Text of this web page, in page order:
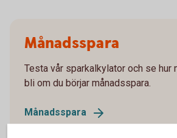
Månadsspara
Testa vår sparkalkylator och se hur
bli om du börjar månadsspara.
Månadsspara